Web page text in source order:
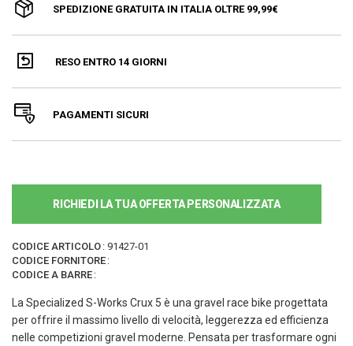
SPEDIZIONE GRATUITA IN ITALIA OLTRE 99,99€
RESO ENTRO 14 GIORNI
PAGAMENTI SICURI
RICHIEDI LA TUA OFFERTA PERSONALIZZATA
CODICE ARTICOLO : 91427-01
CODICE FORNITORE :
CODICE A BARRE :
La Specialized S-Works Crux 5 è una gravel race bike progettata
per offrire il massimo livello di velocità, leggerezza ed efficienza
nelle competizioni gravel moderne. Pensata per trasformare ogni